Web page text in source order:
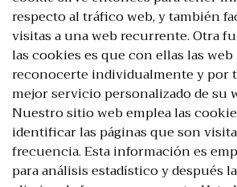
respecto al tráfico web, y también
visitas a una web recurrente. Otra
las cookies es que con ellas las
reconocerte individualmente y por
mejor servicio personalizado de su
Nuestro sitio web emplea las
identificar las páginas que son
frecuencia. Esta información es
para análisis estadístico y después